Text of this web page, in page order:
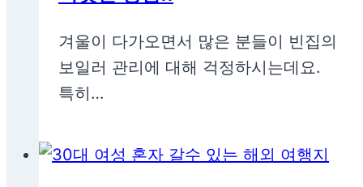
겨울이 다가오면서 많은 분들이 빈집의
보일러 관리에 대해 걱정하시는데요.
특히…